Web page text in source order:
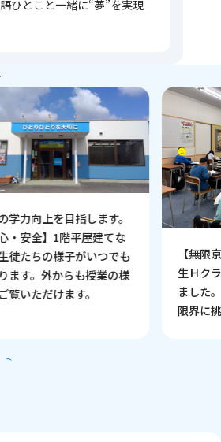
ひとこと一緒に“夢”を実現
学力向上を目指します。
・安全】1階平屋建てな
徒たちの様子がいつでも
ます。外からも授業の様
覧いただけます。
【無限京
生Ｈクラ
ました。
限界に挑